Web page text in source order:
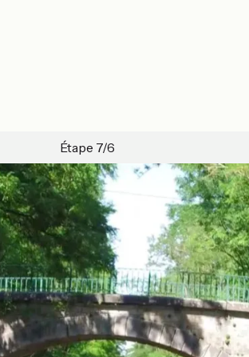
Étape 7/6